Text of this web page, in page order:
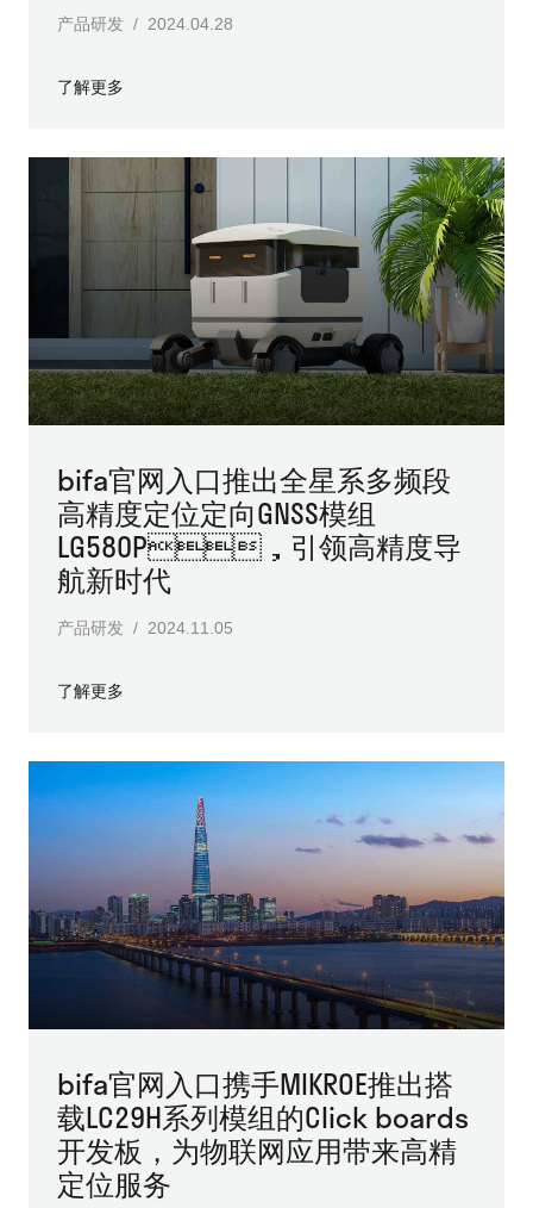
产品研发 / 2024.04.28
了解更多
bifa官网入口推出全星系多频段
高精度定位定向GNSS模组
LG580P，引领高精度导
航新时代
产品研发 / 2024.11.05
了解更多
bifa官网入口携手MIKROE推出搭
载LC29H系列模组的Click boards
开发板，为物联网应用带来高精
定位服务